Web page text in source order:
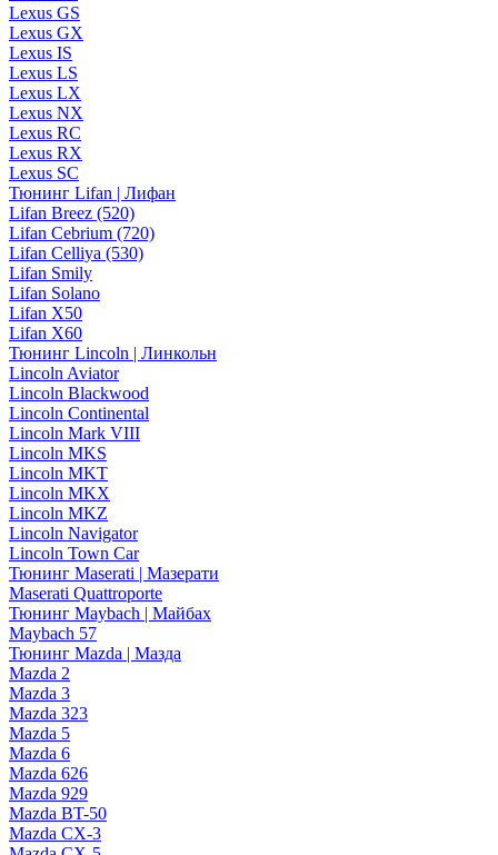
Lexus GS
Lexus GX
Lexus IS
Lexus LS
Lexus LX
Lexus NX
Lexus RC
Lexus RX
Lexus SC
Тюнинг Lifan | Лифан
Lifan Breez (520)
Lifan Cebrium (720)
Lifan Celliya (530)
Lifan Smily
Lifan Solano
Lifan X50
Lifan X60
Тюнинг Lincoln | Линкольн
Lincoln Aviator
Lincoln Blackwood
Lincoln Continental
Lincoln Mark VIII
Lincoln MKS
Lincoln MKT
Lincoln MKX
Lincoln MKZ
Lincoln Navigator
Lincoln Town Car
Тюнинг Maserati | Мазерати
Maserati Quattroporte
Тюнинг Maybach | Майбах
Maybach 57
Тюнинг Mazda | Мазда
Mazda 2
Mazda 3
Mazda 323
Mazda 5
Mazda 6
Mazda 626
Mazda 929
Mazda BT-50
Mazda CX-3